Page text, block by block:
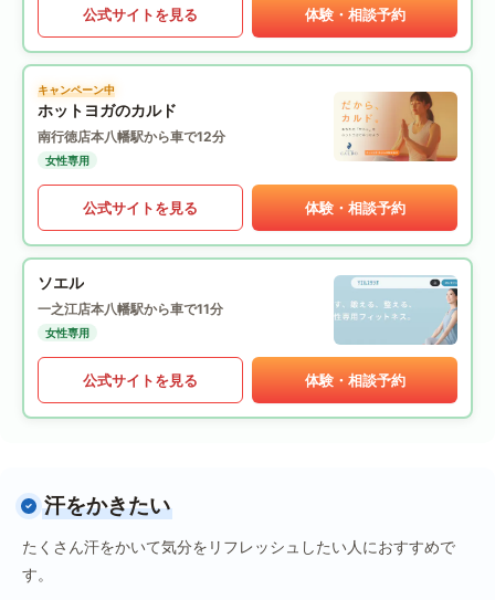
公式サイトを見る 体験・相談予約
キャンペーン中
ホットヨガのカルド
南行徳店本八幡駅から車で12分
女性専用
公式サイトを見る 体験・相談予約
ソエル
一之江店本八幡駅から車で11分
女性専用
公式サイトを見る 体験・相談予約
汗をかきたい
たくさん汗をかいて気分をリフレッシュしたい人におすすめで
す。